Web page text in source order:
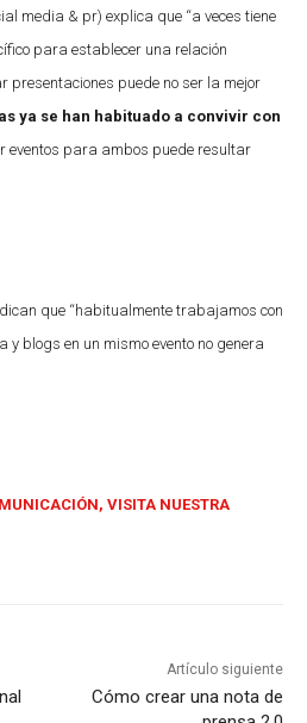
media & pr) explica que “a veces tiene
para establecer una relación
presentaciones puede no ser la mejor
ya se han habituado a convivir con
eventos para ambos puede resultar
que “habitualmente trabajamos con
blogs en un mismo evento no genera
VISITA NUESTRA
Artículo siguiente
Cómo crear una nota de